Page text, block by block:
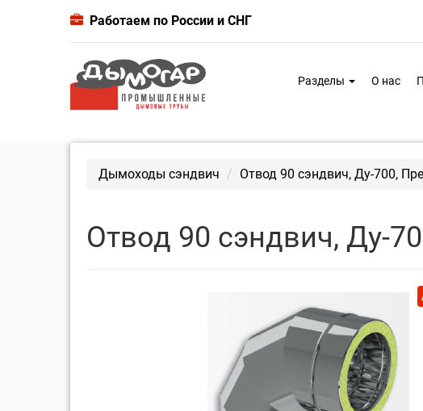
Работаем по России и СНГ
Разделы О нас
Дымоходы сэндвич Отвод 90 сэндвич, Ду-700,
Отвод 90 сэндвич, Ду-